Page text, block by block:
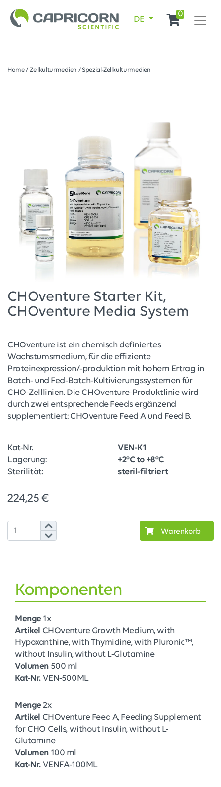
DE
0
Home/ Zellkulturmedien /Spezial-Zellkulturmedien
CHOventure Starter Kit,
CHOventure Media System
CHOventure ist ein chemisch definiertes
Wachstumsmedium, für die effiziente
Proteinexpression/-produktion mit hohem Ertrag in
Batch- und Fed-Batch-Kultivierungssystemen für
CHO-Zelllinien. Die CHOventure-Produktlinie wird
durch zwei entsprechende Feeds ergänzend
supplementiert: CHOventure Feed A und Feed B.
Kat-Nr.
VEN-K1
Lagerung:
+2°C to +8°C
Sterilität:
steril-filtriert
224,25 €
Warenkorb
Komponenten
Menge 1x
Artikel CHOventure Growth Medium, with
Hypoxanthine, with Thymidine, with Pluronic™,
without Insulin, without L-Glutamine
Volumen 500 ml
Kat-Nr. VEN-500ML
Menge2x
Artikel CHOventure Feed A, Feeding Supplement
for CHO Cells, without Insulin, without L-
Glutamine
Volumen 100 ml
Kat-Nr. VENFA-100ML